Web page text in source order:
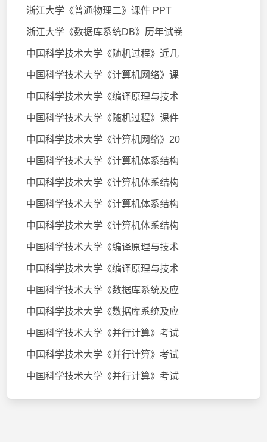
浙江大学《普通物理二》课件 PPT
浙江大学《数据库系统DB》历年试卷
中国科学技术大学《随机过程》近几
中国科学技术大学《计算机网络》课
中国科学技术大学《编译原理与技术
中国科学技术大学《随机过程》课件
中国科学技术大学《计算机网络》20
中国科学技术大学《计算机体系结构
中国科学技术大学《计算机体系结构
中国科学技术大学《计算机体系结构
中国科学技术大学《计算机体系结构
中国科学技术大学《编译原理与技术
中国科学技术大学《编译原理与技术
中国科学技术大学《数据库系统及应
中国科学技术大学《数据库系统及应
中国科学技术大学《并行计算》考试
中国科学技术大学《并行计算》考试
中国科学技术大学《并行计算》考试